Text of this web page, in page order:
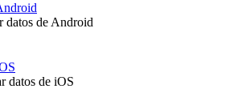
datos de Android
datos de iOS